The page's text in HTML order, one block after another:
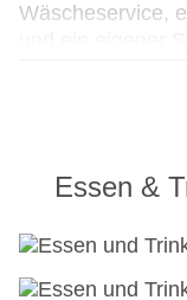
Wäscheservice,
hauseigenen
24h Rezeption
Check-in von:
Check-out bis:
Essen &